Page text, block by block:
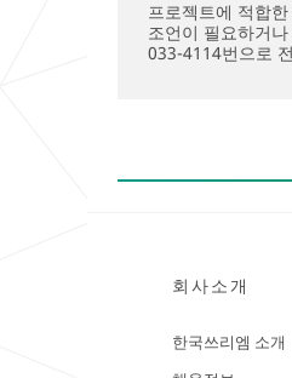
프로젝트에 적합
조언이 필요하거
033-4114번으로
회사소개
한국쓰리엠 소개